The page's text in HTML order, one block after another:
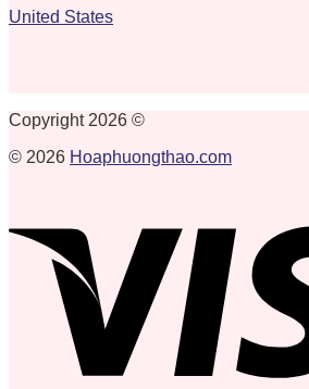
United States
Copyright 2026 ©
© 2026 Hoaphuongthao.com